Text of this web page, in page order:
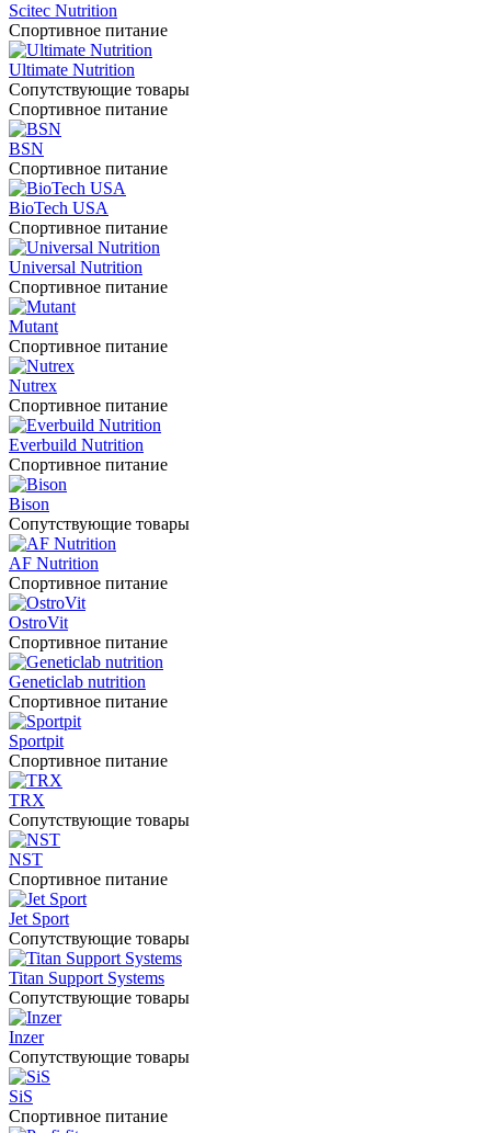
Scitec Nutrition
Спортивное питание
Ultimate Nutrition
Сопутствующие товары
Спортивное питание
BSN
Спортивное питание
BioTech USA
Спортивное питание
Universal Nutrition
Спортивное питание
Mutant
Спортивное питание
Nutrex
Спортивное питание
Everbuild Nutrition
Спортивное питание
Bison
Сопутствующие товары
AF Nutrition
Спортивное питание
OstroVit
Спортивное питание
Geneticlab nutrition
Спортивное питание
Sportpit
Спортивное питание
TRX
Сопутствующие товары
NST
Спортивное питание
Jet Sport
Сопутствующие товары
Titan Support Systems
Сопутствующие товары
Inzer
Сопутствующие товары
SiS
Спортивное питание